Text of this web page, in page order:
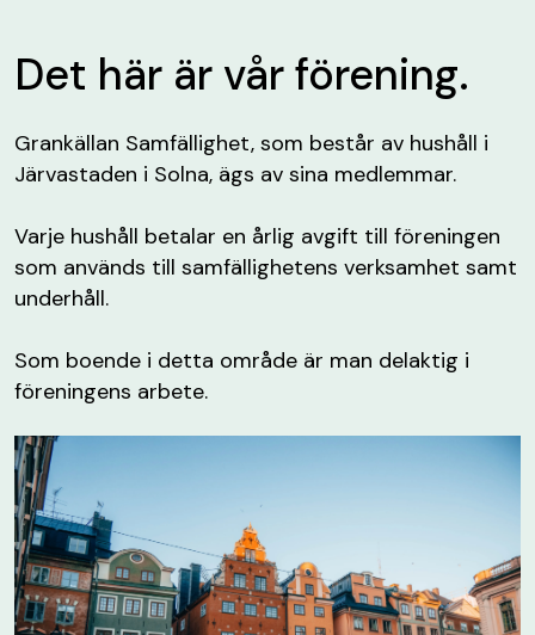
Det här är vår förening.
Grankällan Samfällighet, som består av hushåll i
Järvastaden i Solna, ägs av sina medlemmar.
Varje hushåll betalar en årlig avgift till föreningen
som används till samfällighetens verksamhet samt
underhåll.
Som boende i detta område är man delaktig i
föreningens arbete.